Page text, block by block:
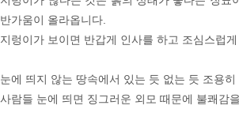
가움이 올라옵니다.
렁이가 보이면 반갑게 인사를 하고 조심스럽
에 띄지 않는 땅속에서 있는 듯 없는 듯 조용히
람들 눈에 띄면 징그러운 외모 때문에 불쾌감